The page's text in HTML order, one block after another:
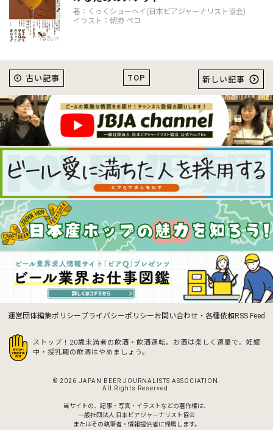
著：くっくショーヘイ(日本ビアジャーナリスト協会)
イラスト：朝野 ペコ
TOP
古い記事 新しい記事
運営団体編集ポリシープライバシーポリシーお問い合わせ・各種依頼RSS Feed
ストップ！20歳未満者の飲酒・飲酒運転。お酒は楽しく適量で。 妊娠
中・授乳期の飲酒はやめましょう。
© 2026 JAPAN BEER JOURNALISTS ASSOCIATION.
All Rights Reserved.
当サイトの、記事・写真・イラストなどの著作権は、
一般社団法人 日本ビアジャーナリスト協会
またはその執筆者・情報提供者に帰属します。